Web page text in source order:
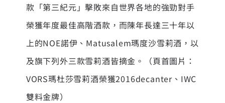
款「第三紀元」擊敗來自世界各地的強勁對手
榮獲年度最佳高階酒款，而陳年長達三十年以
上的NOE諾伊、Matusalem瑪度沙雪莉酒，以
及旗下列外三款雪莉酒皆摘金。（頁首圖片：
VORS瑪杜莎雪莉酒榮獲2016decanter、IWC
雙料金牌）